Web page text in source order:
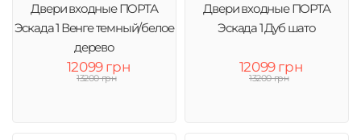
Двери входные ПОРТА
Эскада 1 Венге темный/белое
дерево
12099 грн
13200 грн
Двери входные ПОРТА
Эскада 1 Дуб шато
12099 грн
13200 грн